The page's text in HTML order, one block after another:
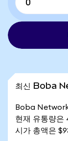
최신 Boba
Boba
현재 유통량
시가 총액은